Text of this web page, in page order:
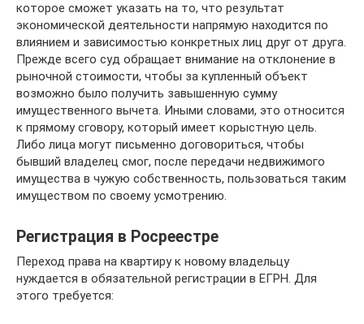
которое сможет указать на то, что результат
экономической деятельности напрямую находится по
влиянием и зависимостью конкретных лиц друг от друга.
Прежде всего суд обращает внимание на отклонение в
рыночной стоимости, чтобы за купленный объект
возможно было получить завышенную сумму
имущественного вычета. Иными словами, это относится
к прямому сговору, который имеет корыстную цель.
Либо лица могут письменно договориться, чтобы
бывший владелец смог, после передачи недвижимого
имущества в чужую собственность, пользоваться таким
имуществом по своему усмотрению.
Регистрация в Росреестре
Переход права на квартиру к новому владельцу
нуждается в обязательной регистрации в ЕГРН. Для
этого требуется: